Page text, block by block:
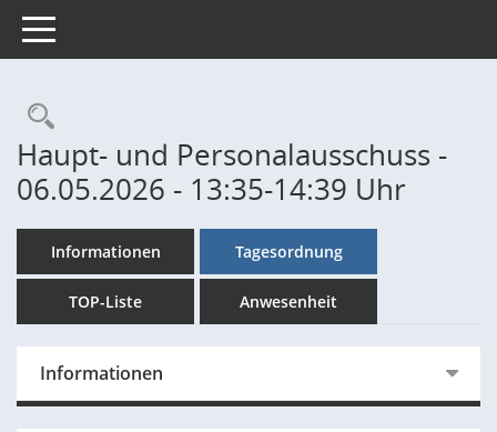
Toggle navigation
Rechercheauswahl
Haupt- und Personalausschuss -
06.05.2026 - 13:35-14:39 Uhr
Informationen Tagesordnung
TOP-Liste Anwesenheit
Informationen